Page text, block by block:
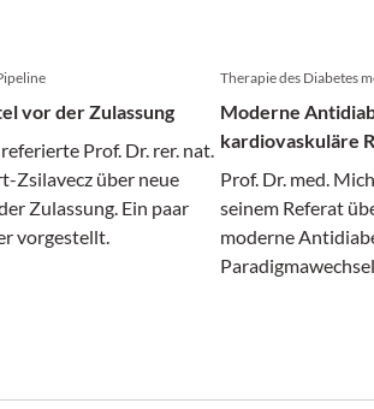
vor der Zulassung
Prof. Dr. rer. nat.
Zsilavecz über neue
Zulassung. Ein paar
vorgestellt.
Therapie des Diabetes
Moderne
kardiovaskuläre
Prof. Dr. med.
seinem Referat
moderne